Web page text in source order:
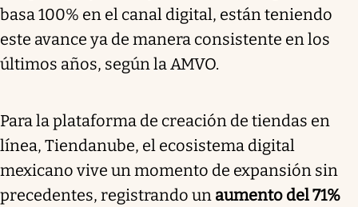
basa 100% en el canal digital, están teniendo
este avance ya de manera consistente en los
últimos años, según la AMVO.
Para la plataforma de creación de tiendas en
línea, Tiendanube, el ecosistema digital
mexicano vive un momento de expansión sin
precedentes, registrando un aumento del 71%